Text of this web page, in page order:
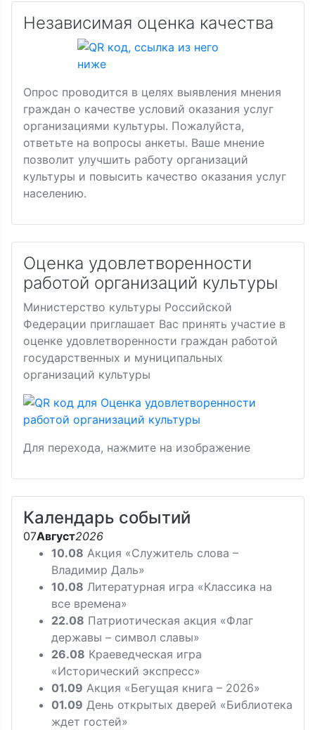
Независимая оценка качества
Опрос проводится в целях выявления мнения
граждан о качестве условий оказания услуг
организациями культуры. Пожалуйста,
ответьте на вопросы анкеты. Ваше мнение
позволит улучшить работу организаций
культуры и повысить качество оказания услуг
населению.
Оценка удовлетворенности
работой организаций культуры
Министерство культуры Российской
Федерации приглашает Вас принять участие в
оценке удовлетворенности граждан работой
государственных и муниципальных
организаций культуры
Для перехода, нажмите на изображение
Календарь событий
07Август2026
10.08 Акция «Служитель слова –
Владимир Даль»
10.08 Литературная игра «Классика на
все времена»
22.08 Патриотическая акция «Флаг
державы – символ славы»
26.08 Краеведческая игра
«Исторический экспресс»
01.09 Акция «Бегущая книга – 2026»
01.09 День открытых дверей «Библиотека
ждет гостей»